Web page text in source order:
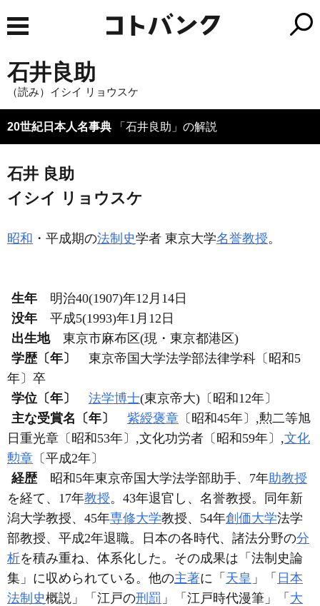
石井良助
（読み）イシイ リョウスケ
20世紀日本人名事典 「石井良助」の解説
石井 良助
イシイ リョウスケ
昭和 ・平成期の法制史学者 東京大学名誉教授。
生年
明治40(1907)年12月14日
没年
平成5(1993)年1月12日
出生地
東京市麻布区(現・東京都港区)
学歴〔年〕
東京帝国大学法学部法律学科〔昭和5
年〕卒
学位〔年〕
法学博士(東京帝大)〔昭和12年〕
主な受賞名〔年〕
紫綬褒章 〔昭和45年〕,勲二等旭
日重光章〔昭和53年〕,文化功労者〔昭和59年〕,文化
勲章 〔平成2年〕
経歴
昭和5年東京帝国大学法学部助手、7年助教授
を経て、17年教授。43年退官し、名誉教授。同年新
潟大学教授、45年専修大学教授、54年創価大学法学
部教授、平成2年退職。日本の各時代、諸法分野の分
析を積み重ね、体系化した。その成果は「法制史論
集」に収められている。他の主著に「 天皇 」「 日本
法制史概説」「江戸の刑罰 」「江戸時代漫筆」「 大